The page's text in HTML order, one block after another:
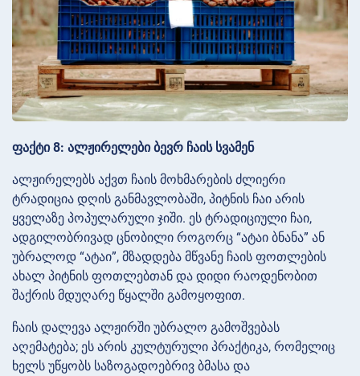
ფაქტი 8: ალჟირელები ბევრ ჩაის სვამენ
ალჟირელებს აქვთ ჩაის მოხმარების ძლიერი
ტრადიცია დღის განმავლობაში, პიტნის ჩაი არის
ყველაზე პოპულარული ჯიში. ეს ტრადიციული ჩაი,
ადგილობრივად ცნობილი როგორც “ატაი ბნანა” ან
უბრალოდ “ატაი”, მზადდება მწვანე ჩაის ფოთლების
ახალ პიტნის ფოთლებთან და დიდი რაოდენობით
შაქრის მდუღარე წყალში გამოყოფით.
ჩაის დალევა ალჟირში უბრალო გამოშვებას
აღემატება; ეს არის კულტურული პრაქტიკა, რომელიც
ხელს უწყობს საზოგადოებრივ ბმასა და